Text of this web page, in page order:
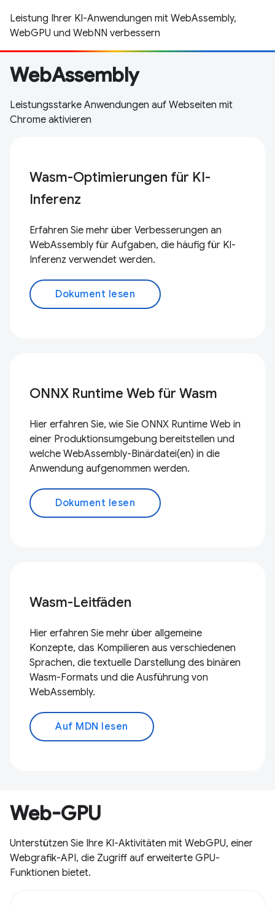
Leistung Ihrer KI-Anwendungen mit WebAssembly,
WebGPU und WebNN verbessern
WebAssembly
Leistungsstarke Anwendungen auf Webseiten mit
Chrome aktivieren
Wasm-Optimierungen für KI-
Inferenz
Erfahren Sie mehr über Verbesserungen an
WebAssembly für Aufgaben, die häufig für KI-
Inferenz verwendet werden.
Dokument lesen
ONNX Runtime Web für Wasm
Hier erfahren Sie, wie Sie ONNX Runtime Web in
einer Produktionsumgebung bereitstellen und
welche WebAssembly-Binärdatei(en) in die
Anwendung aufgenommen werden.
Dokument lesen
Wasm-Leitfäden
Hier erfahren Sie mehr über allgemeine
Konzepte, das Kompilieren aus verschiedenen
Sprachen, die textuelle Darstellung des binären
Wasm-Formats und die Ausführung von
WebAssembly.
Auf MDN lesen
Web-GPU
Unterstützen Sie Ihre KI-Aktivitäten mit WebGPU, einer
Webgrafik-API, die Zugriff auf erweiterte GPU-
Funktionen bietet.